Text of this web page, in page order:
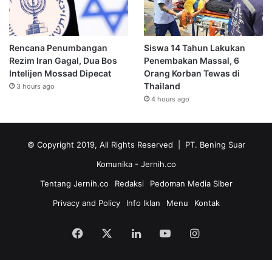
Rencana Penumbangan
Rezim Iran Gagal, Dua Bos
Intelijen Mossad Dipecat
3 hours ago
Siswa 14 Tahun Lakukan
Penembakan Massal, 6
Orang Korban Tewas di
Thailand
4 hours ago
© Copyright 2019, All Rights Reserved | PT. Bening Suar
Komunika - Jernih.co
Tentang Jernih.co
Redaksi
Pedoman Media Siber
Privacy and Policy
Info Iklan Menu Kontak
Facebook LinkedInYouTubeInstagram